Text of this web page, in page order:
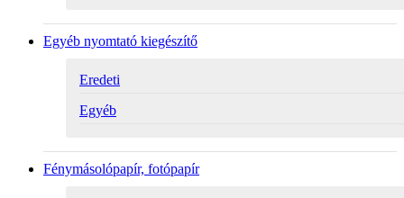
Egyéb nyomtató kiegészítő
Eredeti
Egyéb
Fénymásolópapír, fotópapír